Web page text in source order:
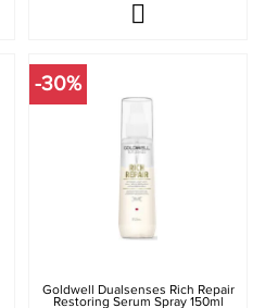
-30%
Goldwell Dualsenses Rich Repair
Restoring Serum Spray 150ml